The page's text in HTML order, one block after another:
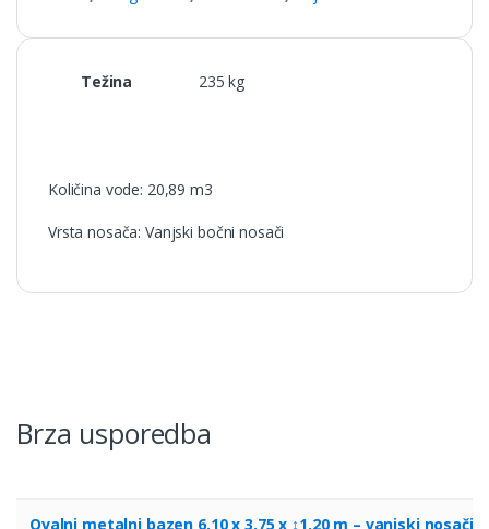
Težina 235 kg
Količina vode: 20,89 m3
Vrsta nosača: Vanjski bočni nosači
Brza usporedba
Ovalni metalni bazen 6.10 x 3.75 x ↕1.20 m – vanjski nosači,